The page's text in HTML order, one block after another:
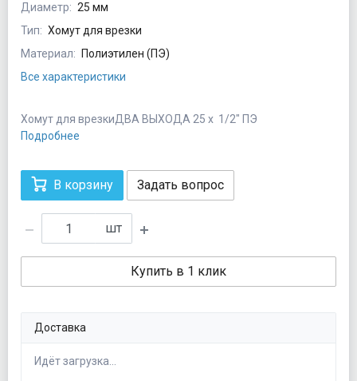
Диаметр: 25 мм
Тип: Хомут для врезки
Материал:
Полиэтилен (ПЭ)
Все характеристики
Хомут для врезкиДВА ВЫХОДА 25 х 1/2" ПЭ
Подробнее
В корзину Задать вопрос
шт
Купить в 1 клик
Доставка
Идёт загрузка...